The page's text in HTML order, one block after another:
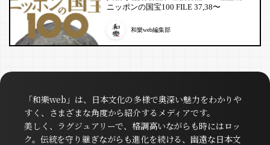
ニッポンの国宝100 FILE 37,38〜
和樂web編集部
「和樂web」は、日本文化の多様で奥深い魅力をわかりや
すく、さまざまな角度から紹介するメディアです。
美しく、ラグジュアリーで、格調高いながらも時にはロッ
ク。伝統を守り継ぎながらも進化を続ける、幽遠な日本文